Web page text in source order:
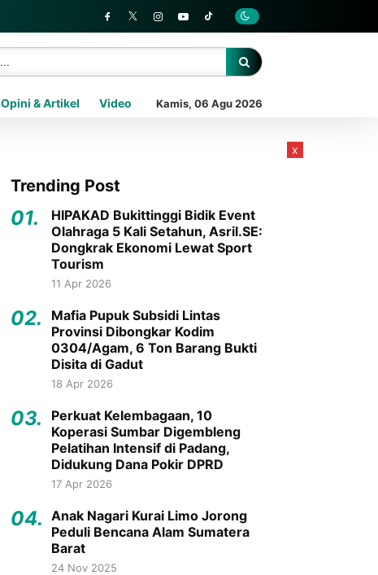
Opini & Artikel Video Kamis, 06 Agu 2026
Trending Post
01.
HIPAKAD Bukittinggi Bidik Event
Olahraga 5 Kali Setahun, Asril.SE:
Dongkrak Ekonomi Lewat Sport
Tourism
11 Apr 2026
02.
Mafia Pupuk Subsidi Lintas
Provinsi Dibongkar Kodim
0304/Agam, 6 Ton Barang Bukti
Disita di Gadut
18 Apr 2026
03.
Perkuat Kelembagaan, 10
Koperasi Sumbar Digembleng
Pelatihan Intensif di Padang,
Didukung Dana Pokir DPRD
17 Apr 2026
04. Anak Nagari Kurai Limo Jorong
Peduli Bencana Alam Sumatera
Barat
24 Nov 2025
x